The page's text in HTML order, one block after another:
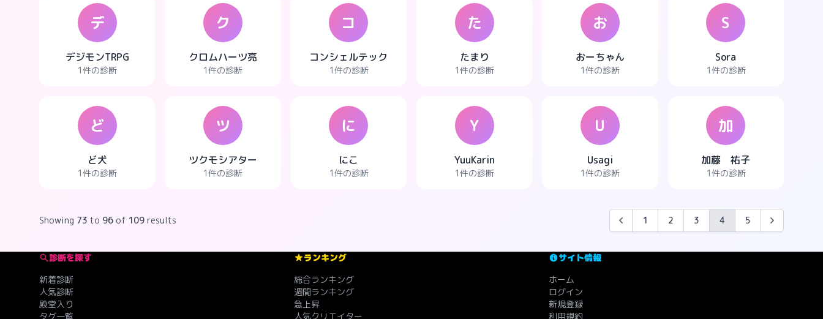
デ
デジモンTRPG
1件の診断
ク
クロムハーツ亮
1件の診断
コ
コンシェルテック
1件の診断
た
たまり
1件の診断
お
おーちゃん
1件の診断
S
Sora
1件の診断
ど
ど犬
1件の診断
ツ
ツクモシアター
1件の診断
に
にこ
1件の診断
Y
YuuKarin
1件の診断
U
Usagi
1件の診断
加
加藤 祐子
1件の診断
Showing 73 to 96 of 109 results 1 2 3 4 5
診断を探す
新着診断
人気診断
殿堂入り
タグ一覧
ランキング
総合ランキング
週間ランキング
急上昇
人気クリエイター
サイト情報
ホーム
ログイン
新規登録
利用規約